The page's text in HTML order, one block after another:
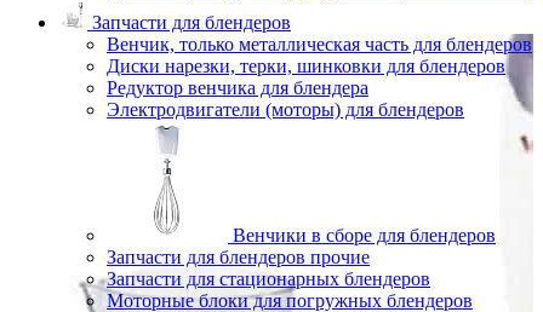
Запчасти для блендеров
Венчик, только металлическая часть для блендеров
Диски нарезки, терки, шинковки для блендеров
Редуктор венчика для блендера
Электродвигатели (моторы) для блендеров
Венчики в сборе для блендеров
Запчасти для блендеров прочие
Запчасти для стационарных блендеров
Моторные блоки для погружных блендеров